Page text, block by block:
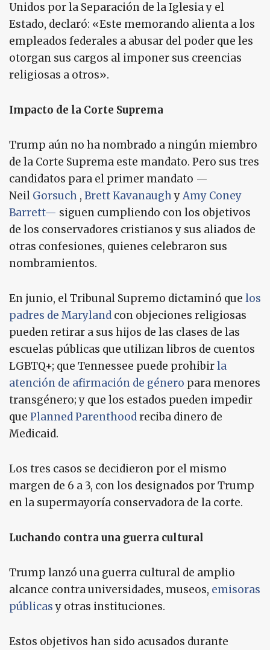
Unidos por la Separación de la Iglesia y el
Estado, declaró: «Este memorando alienta a los
empleados federales a abusar del poder que les
otorgan sus cargos al imponer sus creencias
religiosas a otros».
Impacto de la Corte Suprema
Trump aún no ha nombrado a ningún miembro
de la Corte Suprema este mandato. Pero sus tres
candidatos para el primer mandato —
Neil Gorsuch , Brett KavanaughyAmy Coney
Barrett— siguen cumpliendo con los objetivos
de los conservadores cristianos y sus aliados de
otras confesiones, quienes celebraron sus
nombramientos.
En junio, el Tribunal Supremo dictaminó que los
padres de Maryland con objeciones religiosas
pueden retirar a sus hijos de las clases de las
escuelas públicas que utilizan libros de cuentos
LGBTQ+; que Tennessee puede prohibirla
atención de afirmación de género para menores
transgénero; y que los estados pueden impedir
que Planned Parenthoodreciba dinero de
Medicaid.
Los tres casos se decidieron por el mismo
margen de 6 a 3, con los designados por Trump
en la supermayoría conservadora de la corte.
Luchando contra una guerra cultural
Trump lanzó una guerra cultural de amplio
alcance contra universidades, museos, emisoras
públicasy otras instituciones.
Estos objetivos han sido acusados durante